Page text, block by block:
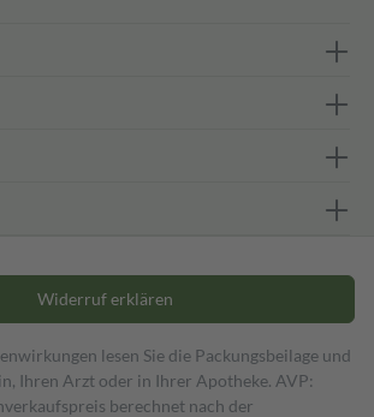
Widerruf erklären
lesen Sie die Packungsbeilage und
Ihren Arzt oder in Ihrer Apotheke. AVP:
berechnet nach der